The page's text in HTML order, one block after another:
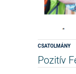
CSATOLMÁNY
Pozitív